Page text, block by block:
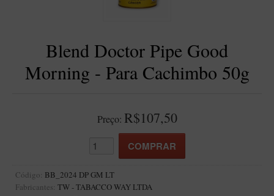
Doctor Pipe
Geróss
LINHA IDELFONSO BERTOLDI
Blend Doctor Pipe Good
Morning - Para Cachimbo 50g
Preço: R$107,50
Código: BB_2024 DP GM LT
Fabricantes: TW - TABACCO WAY LTDA